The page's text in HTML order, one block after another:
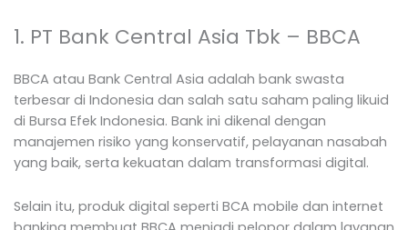
1. PT Bank Central Asia Tbk – BBCA
BBCA atau Bank Central Asia adalah bank swasta
terbesar di Indonesia dan salah satu saham paling likuid
di Bursa Efek Indonesia. Bank ini dikenal dengan
manajemen risiko yang konservatif, pelayanan nasabah
yang baik, serta kekuatan dalam transformasi digital.
Selain itu, produk digital seperti BCA mobile dan internet